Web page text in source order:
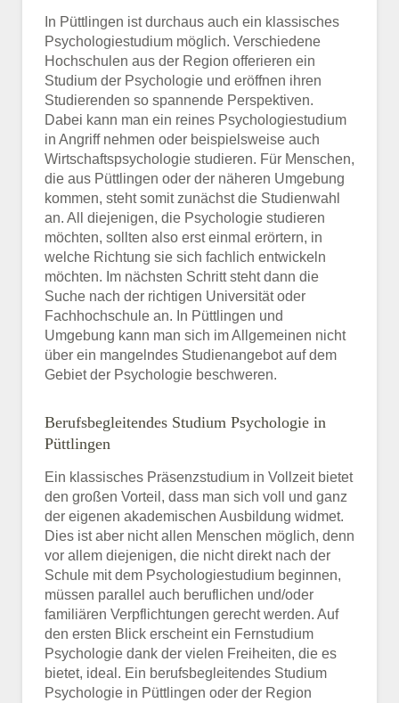
In Püttlingen ist durchaus auch ein klassisches
Psychologiestudium möglich. Verschiedene
Hochschulen aus der Region offerieren ein
Studium der Psychologie und eröffnen ihren
Studierenden so spannende Perspektiven.
Dabei kann man ein reines Psychologiestudium
in Angriff nehmen oder beispielsweise auch
Wirtschaftspsychologie studieren. Für Menschen,
die aus Püttlingen oder der näheren Umgebung
kommen, steht somit zunächst die Studienwahl
an. All diejenigen, die Psychologie studieren
möchten, sollten also erst einmal erörtern, in
welche Richtung sie sich fachlich entwickeln
möchten. Im nächsten Schritt steht dann die
Suche nach der richtigen Universität oder
Fachhochschule an. In Püttlingen und
Umgebung kann man sich im Allgemeinen nicht
über ein mangelndes Studienangebot auf dem
Gebiet der Psychologie beschweren.
Berufsbegleitendes Studium Psychologie in
Püttlingen
Ein klassisches Präsenzstudium in Vollzeit bietet
den großen Vorteil, dass man sich voll und ganz
der eigenen akademischen Ausbildung widmet.
Dies ist aber nicht allen Menschen möglich, denn
vor allem diejenigen, die nicht direkt nach der
Schule mit dem Psychologiestudium beginnen,
müssen parallel auch beruflichen und/oder
familiären Verpflichtungen gerecht werden. Auf
den ersten Blick erscheint ein Fernstudium
Psychologie dank der vielen Freiheiten, die es
bietet, ideal. Ein berufsbegleitendes Studium
Psychologie in Püttlingen oder der Region